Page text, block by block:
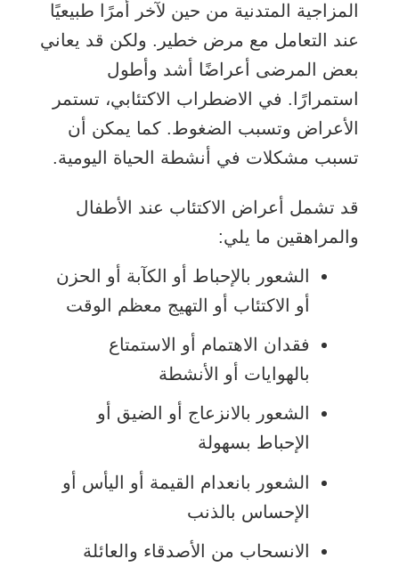
المزاجية المتدنية من حين لآخر أمرًا طبيعيًا
عند التعامل مع مرض خطير. ولكن قد يعاني
بعض المرضى أعراضًا أشد وأطول
استمرارًا. في الاضطراب الاكتئابي، تستمر
الأعراض وتسبب الضغوط. كما يمكن أن
تسبب مشكلات في أنشطة الحياة اليومية.
قد تشمل أعراض الاكتئاب عند الأطفال
والمراهقين ما يلي:
الشعور بالإحباط أو الكآبة أو الحزن
أو الاكتئاب أو التهيج معظم الوقت
فقدان الاهتمام أو الاستمتاع
بالهوايات أو الأنشطة
الشعور بالانزعاج أو الضيق أو
الإحباط بسهولة
الشعور بانعدام القيمة أو اليأس أو
الإحساس بالذنب
الانسحاب من الأصدقاء والعائلة